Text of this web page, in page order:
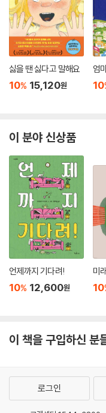
면 내 마음, 내 생각에서 시
입니다.
싫을 땐 싫다고 말해요
10% 15,120원
엄
10
이 분야 신상품
언제까지 기다려!
10% 12,600원
미
10
이 책을 구입하신 분
로그인